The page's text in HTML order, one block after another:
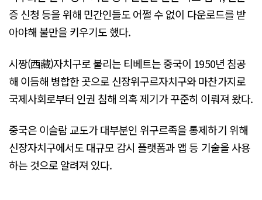
증 신청 등을 위해 민간인들도 어쩔 수 없이 다운로드를 받
아야해 불만을 키우기도 했다.
시짱(西藏)자치구로 불리는 티베트는 중국이 1950년 침공
해 이듬해 병합한 곳으로 신장위구르자치구와 마찬가지로
국제사회로부터 인권 침해 의혹 제기가 꾸준히 이뤄져 왔다.
중국은 이슬람 교도가 대부분인 위구르족을 통제하기 위해
신장자치구에서도 대규모 감시 플랫폼과 앱 등 기술을 사용
하는 것으로 알려져 있다.